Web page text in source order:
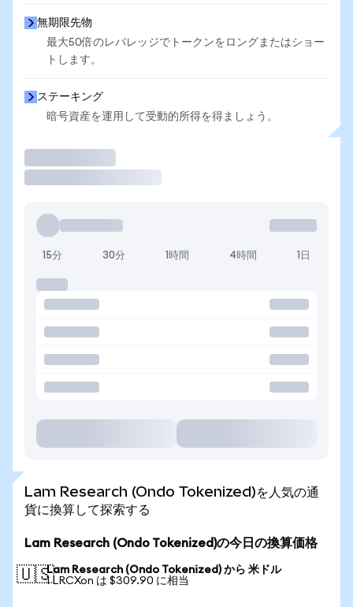
無期限先物
最大50倍のレバレッジでトークンをロングまたはショー
トします。
ステーキング
暗号資産を運用して受動的所得を得ましょう。
15分 30分 1時間 4時間 1日
Lam Research (Ondo Tokenized)を人気の通
貨に換算して探索する
Lam Research (Ondo Tokenized)の今日の換算価格
🇺🇸Lam Research (Ondo Tokenized) から 米ドル
1 LRCXon は $309.90 に相当